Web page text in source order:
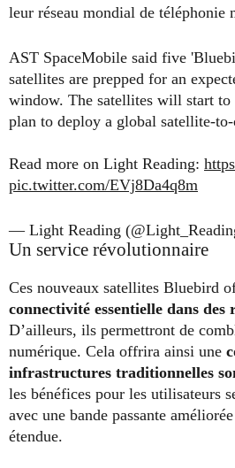
leur réseau mondial de téléphonie
AST SpaceMobile said five
satellites are prepped for an
window. The satellites will start to
plan to deploy a global satellite-
Read more on Light Reading:
pic.twitter.com/EVj8Da4q8m
— Light Reading
Un service révolutionnaire
Ces nouveaux satellites Bluebird
connectivité essentielle dans des
D’ailleurs, ils permettront de
numérique. Cela offrira ainsi une
infrastructures traditionnelles
les bénéfices pour les utilisateurs
avec une bande passante
étendue.